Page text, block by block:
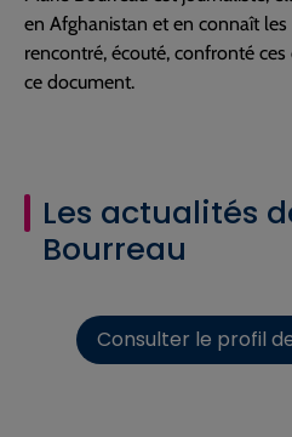
en Afghanistan et en connaît
rencontré, écouté, confronté
ce document.
Les actualités
Bourreau
Consulter le profil